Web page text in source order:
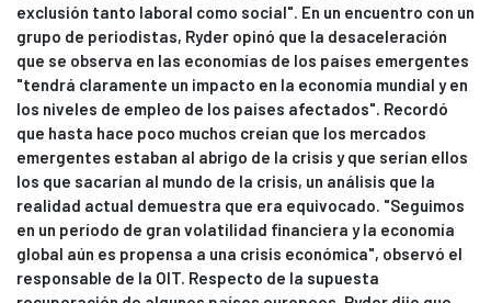
exclusión tanto laboral como social". En un encuentro con un
grupo de periodistas, Ryder opinó que la desaceleración
que se observa en las economías de los países emergentes
"tendrá claramente un impacto en la economía mundial y en
los niveles de empleo de los países afectados". Recordó
que hasta hace poco muchos creían que los mercados
emergentes estaban al abrigo de la crisis y que serían ellos
los que sacarían al mundo de la crisis, un análisis que la
realidad actual demuestra que era equivocado. "Seguimos
en un período de gran volatilidad financiera y la economía
global aún es propensa a una crisis económica", observó el
responsable de la OIT. Respecto de la supuesta